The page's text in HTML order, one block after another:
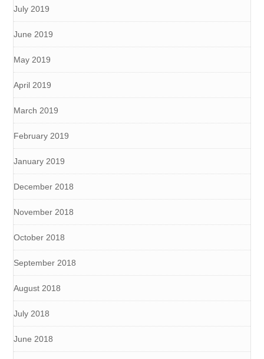
July 2019
June 2019
May 2019
April 2019
March 2019
February 2019
January 2019
December 2018
November 2018
October 2018
September 2018
August 2018
July 2018
June 2018